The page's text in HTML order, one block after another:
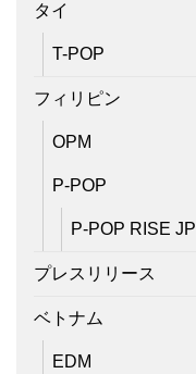
タイ
T-POP
フィリピン
OPM
P-POP
P-POP RISE JP
プレスリリース
ベトナム
EDM